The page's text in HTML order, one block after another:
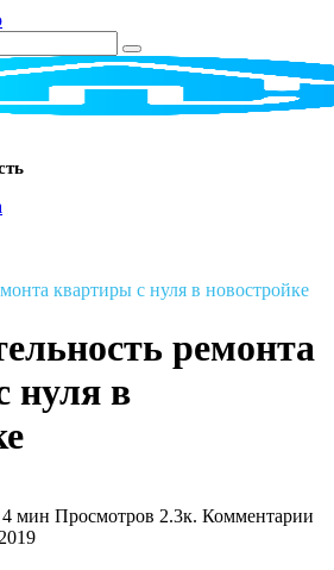
квартиры с нуля в новостройке
ремонта
нуля в
4 мин Просмотров 2.3к. Комментарии